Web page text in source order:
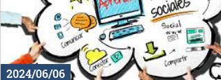
2024/06/06